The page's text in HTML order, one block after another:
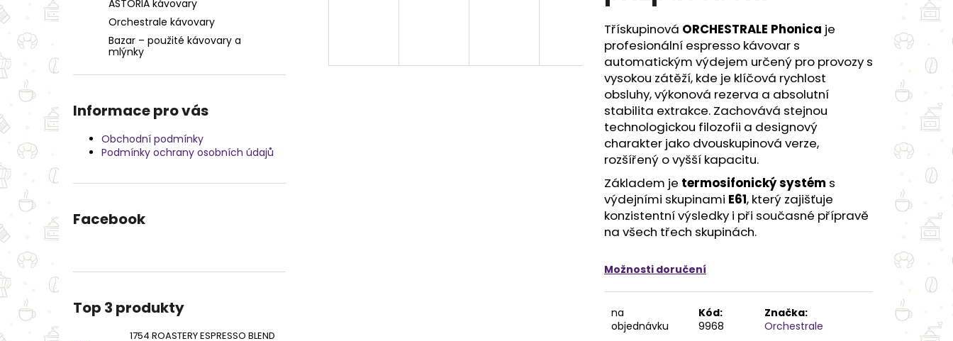
e
l
ASTORIA kávovary
Orchestrale kávovary
Bazar – použité kávovary a
mlýnky
Informace pro vás
Obchodní podmínky
Podmínky ochrany osobních údajů
Facebook
Top 3 produkty
1754 ROASTERY ESPRESSO BLEND
Třískupinová ORCHESTRALE Phonica je
profesionální espresso kávovar s
automatickým výdejem určený pro provozy s
vysokou zátěží, kde je klíčová rychlost
obsluhy, výkonová rezerva a absolutní
stabilita extrakce. Zachovává stejnou
technologickou filozofii a designový
charakter jako dvouskupinová verze,
rozšířený o vyšší kapacitu.
Základem je termosifonický systém s
výdejními skupinami E61, který zajišťuje
konzistentní výsledky i při současné přípravě
na všech třech skupinách.
Možnosti doručení
na
objednávku
Kód:
9968
Značka:
Orchestrale
253 Kč